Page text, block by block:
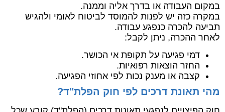
במקום העבודה או בדרך אליה וממנה.
במקרה כזה יש לפנות להמוסד לביטוח לאומי ולהגיש
תביעה להכרה כנפגע עבודה.
לאחר ההכרה, ניתן לקבל:
דמי פגיעה על תקופת אי הכושר.
החזר הוצאות רפואיות.
קצבה או מענק נכות לפי אחוזי הפגיעה.
מהי תאונת דרכים לפי חוק הפלת"ד?